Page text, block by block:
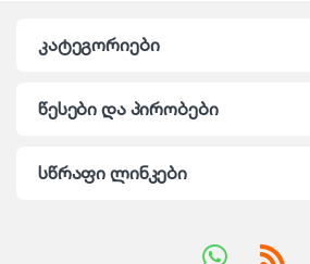
კატეგორიები
წესები და პირობები
სწრაფი ლინკები